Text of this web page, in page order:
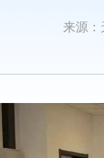
来源